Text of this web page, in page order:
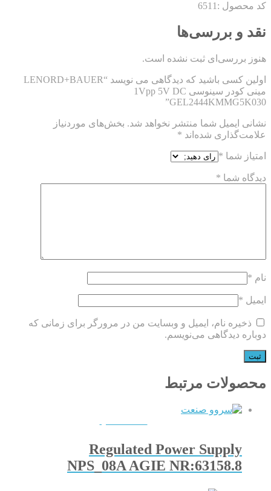
کد محصول : 6511
نقد و بررسی‌ها
هنوز بررسی‌ای ثبت نشده است.
اولین کسی باشید که دیدگاهی می نویسد “LENORD+BAUER
مینی کودر سینوسی 1Vpp 5V DC
GEL2444KMMG5K030”
نشانی ایمیل شما منتشر نخواهد شد. بخش‌های موردنیاز
علامت‌گذاری شده‌اند *
امتیاز شما *
دیدگاه شما *
نام *
ایمیل *
ذخیره نام، ایمیل و وبسایت من در مرورگر برای زمانی که
دوباره دیدگاهی می‌نویسم.
محصولات مرتبط
Regulated Power Supply
NPS_08A AGIE NR:63158.8